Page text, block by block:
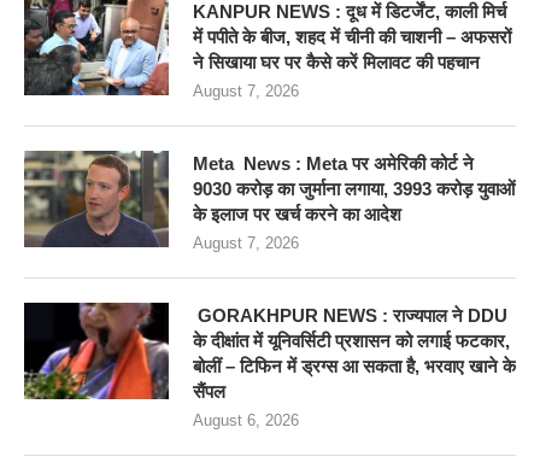
KANPUR NEWS : दूध में डिटर्जेंट, काली मिर्च
में पपीते के बीज, शहद में चीनी की चाशनी – अफसरों
ने सिखाया घर पर कैसे करें मिलावट की पहचान
August 7, 2026
Meta News : Meta पर अमेरिकी कोर्ट ने
9030 करोड़ का जुर्माना लगाया, 3993 करोड़ युवाओं
के इलाज पर खर्च करने का आदेश
August 7, 2026
GORAKHPUR NEWS : राज्यपाल ने DDU
के दीक्षांत में यूनिवर्सिटी प्रशासन को लगाई फटकार,
बोलीं – टिफिन में ड्रग्स आ सकता है, भरवाए खाने के
सैंपल
August 6, 2026